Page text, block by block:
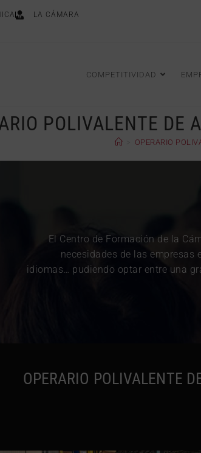
LA CÁMARA
COMPETITIVIDAD
POLIVALENTE DE
OPERARIO
El Centro de Formación de la
necesidades de las
idiomas… pudiendo optar entre una
OPERARIO POLIVALENTE